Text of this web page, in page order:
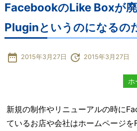
FacebookのLike Boxが
Pluginというのになるの
date_range 2015年3月27日 update 2015年3月27日
ホ
新規の制作やリニューアルの時に
ているお店や会社はホームページ